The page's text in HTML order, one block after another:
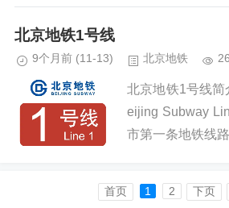
北京地铁1号线
9个月前 (11-13) 北京地铁
北京地铁1号线
eijing Subway
市第一条地铁线
铁1号线...
首页️ 1 2 下页